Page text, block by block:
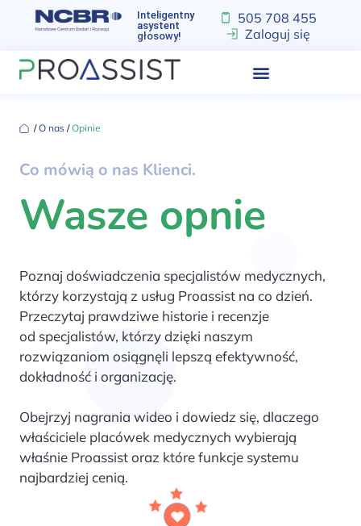
Inteligentny
asystent
głosowy!
505 708 455
Zaloguj się
‏‏‎ ‎/‏‏‎ ‎O nas ‏‏‎ ‎/‏‏‎ ‎Opinie
Co mówią o nas Klienci.
Wasze opnie
Poznaj doświadczenia specjalistów medycznych,
którzy korzystają z usług Proassist na co dzień.
Przeczytaj prawdziwe historie i recenzje
od specjalistów, którzy dzięki naszym
rozwiązaniom osiągnęli lepszą efektywność,
dokładność i organizację.
Obejrzyj nagrania wideo i dowiedz się, dlaczego
właściciele placówek medycznych wybierają
właśnie Proassist oraz które funkcje systemu
najbardziej cenią.